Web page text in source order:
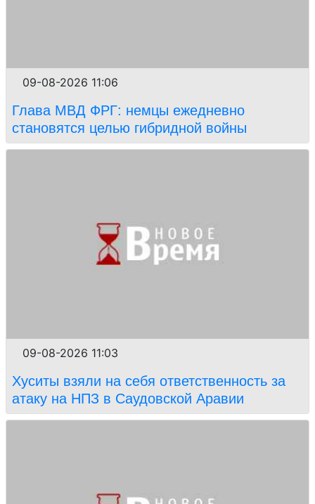
09-08-2026 11:06
Глава МВД ФРГ: немцы ежедневно
становятся целью гибридной войны
09-08-2026 11:03
Хуситы взяли на себя ответственность за
атаку на НПЗ в Саудовской Аравии